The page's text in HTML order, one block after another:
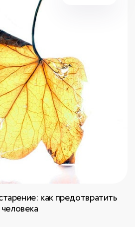
как предотвратить